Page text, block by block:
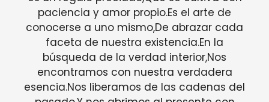
paciencia y amor propio.Es el arte de
conocerse a uno mismo,De abrazar cada
faceta de nuestra existencia.En la
búsqueda de la verdad interior,Nos
encontramos con nuestra verdadera
esencia.Nos liberamos de las cadenas del